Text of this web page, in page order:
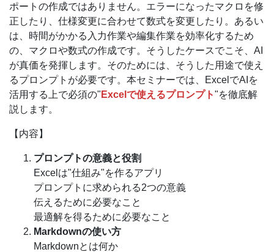
ポートの作成ではありません。エラーになったマクロを修
正したり、仕様変更に合わせて数式を変更したり。あるい
は、時間がかかる入力作業や編集作業を効率化するため
の、マクロや数式の作成です。そうしたケースでこそ、AI
が真価を発揮します。そのためには、そうした用途で使え
るプロンプトが必要です。本セミナーでは、ExcelでAIを
活用する上で必須の" Excelで使えるプロンプト"を徹底解
説します。
【内容】
プロンプトの意義と役割
Excelは"仕組み"を作るアプリ
プロンプトに求められる2つの意義
伝えるために必要なこと
最適解を得るために必要なこと
Markdownの使い方
Markdownとは何か